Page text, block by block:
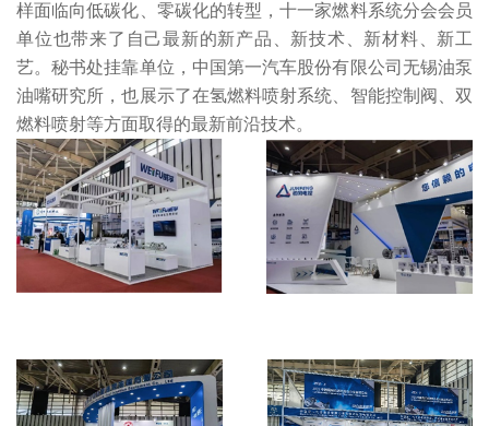
样面临向低碳化、零碳化的转型，十一家燃料系统分会会员
单位也带来了自己最新的新产品、新技术、新材料、新工
艺。秘书处挂靠单位，中国第一汽车股份有限公司无锡油泵
油嘴研究所，也展示了在氢燃料喷射系统、智能控制阀、双
燃料喷射等方面取得的最新前沿技术。